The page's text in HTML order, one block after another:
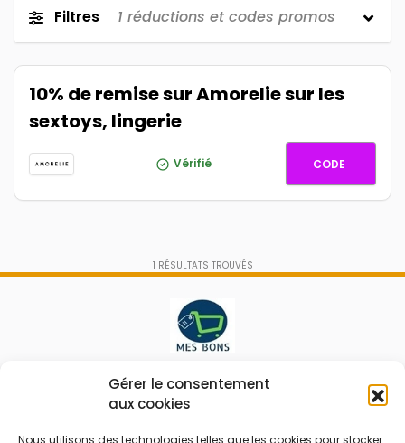
Gérer le consentement
aux cookies
Nous utilisons des technologies telles que les cookies pour stocker
Filtres 1 réductions et codes promos
10% de remise sur Amorelie sur les
sextoys, lingerie
Vérifié CODE
1 RÉSULTATS TROUVÉS
Le prix peut être réduit !